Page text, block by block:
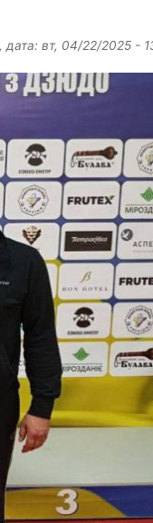
, дата: вт, 04/22/2025 -